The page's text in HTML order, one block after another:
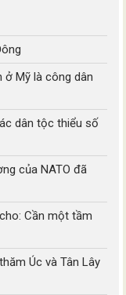
ở Mỹ là công dân
dân tộc thiểu số
của NATO đã
Cần một tầm
Úc và Tân Lây